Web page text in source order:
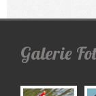
Galerie